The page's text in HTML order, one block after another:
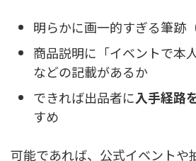
明らかに画一的すぎる筆跡
商品説明に「イベントで本
などの記載があるか
できれば出品者に入手経路
すめ
可能であれば、公式イベントや